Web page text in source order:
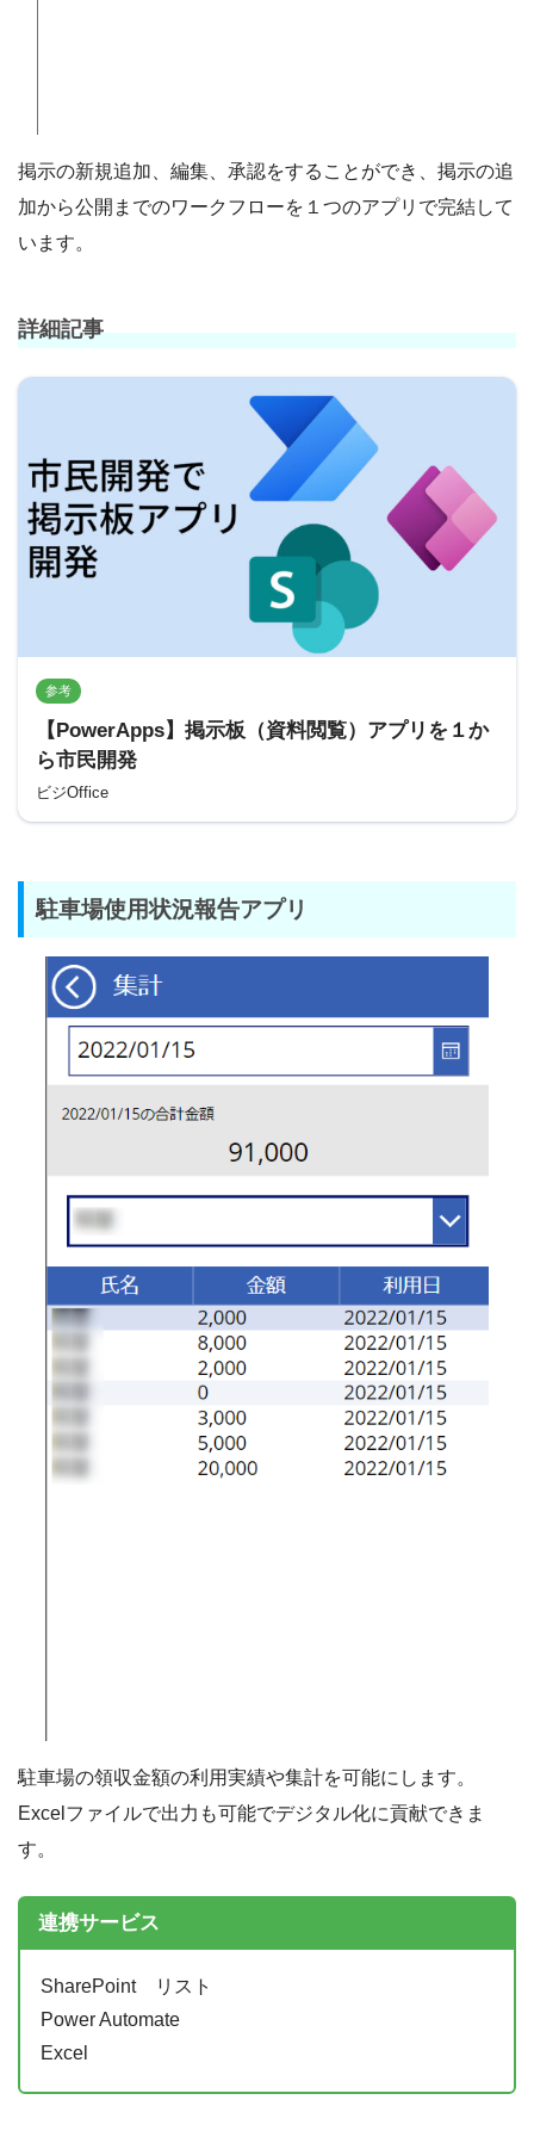
掲示の新規追加、編集、承認をすることができ、掲示の追
加から公開までのワークフローを１つのアプリで完結して
います。
詳細記事
参考
【PowerApps】掲示板（資料閲覧）アプリを１か
ら市民開発
ビジOffice
駐車場使用状況報告アプリ
駐車場の領収金額の利用実績や集計を可能にします。
Excelファイルで出力も可能でデジタル化に貢献できま
す。
連携サービス
SharePoint リスト
Power Automate
Excel